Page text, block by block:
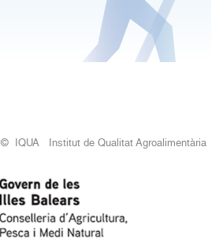
© IQUA Institut de Qualitat Agroalimentària